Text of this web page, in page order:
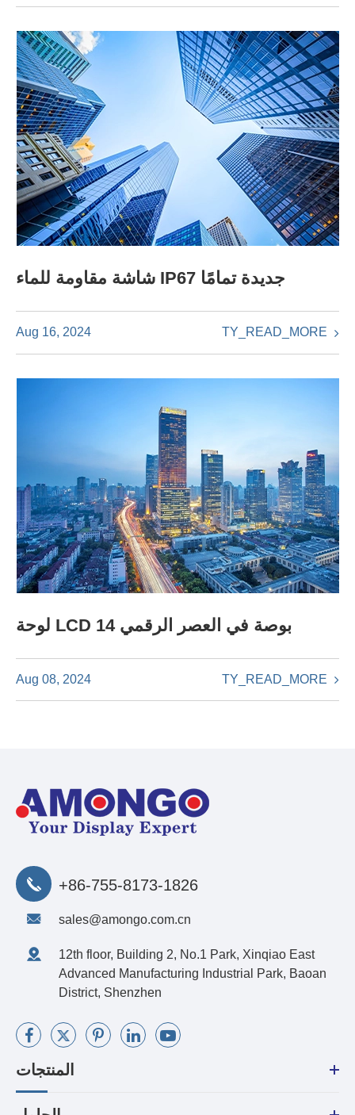
شاشة مقاومة للماء IP67 جديدة تمامًا
Aug 16, 2024 TY_READ_MORE
لوحة LCD 14 بوصة في العصر الرقمي
Aug 08, 2024 TY_READ_MORE
+86-755-8173-1826
sales@amongo.com.cn
12th floor, Building 2, No.1 Park, Xinqiao East
Advanced Manufacturing Industrial Park, Baoan
District, Shenzhen
المنتجات